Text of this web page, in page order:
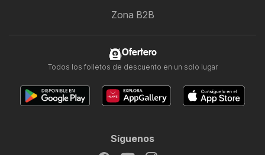
Zona B2B
Ofertero
Todos los folletos de descuento en un solo lugar
Síguenos